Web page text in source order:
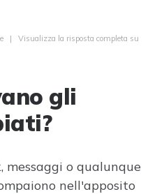
| Visualizza la risposta completa su
gli
o qualunque
nell'apposito